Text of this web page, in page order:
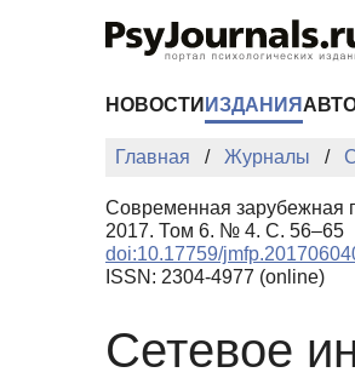
НОВОСТИ ИЗДАНИЯ
Главная Журналы
Современная зарубежная
2017. Том 6. № 4. С. 56–65
doi:10.17759/
ISSN: 2304-4977 (online)
Сетевое